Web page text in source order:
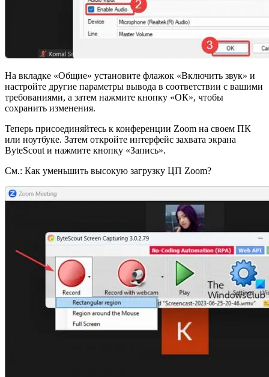
На вкладке «Общие» установите флажок «Включить звук» и
настройте другие параметры вывода в соответствии с вашими
требованиями, а затем нажмите кнопку «ОК», чтобы
сохранить изменения.
Теперь присоединяйтесь к конференции Zoom на своем ПК
или ноутбуке. Затем откройте интерфейс захвата экрана
ByteScout и нажмите кнопку «Запись».
См.: Как уменьшить высокую загрузку ЦП Zoom?